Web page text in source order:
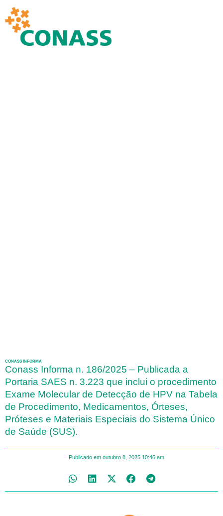
CONASS INFORMA
Conass Informa n. 186/2025 – Publicada a
Portaria SAES n. 3.223 que inclui o procedimento
Exame Molecular de Detecção de HPV na Tabela
de Procedimento, Medicamentos, Órteses,
Próteses e Materiais Especiais do Sistema Único
de Saúde (SUS).
Publicado em outubro 8, 2025 10:46 am